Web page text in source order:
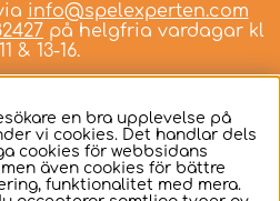
info@spelexperten.com
på helgfria vardagar kl
& 13-16.
en bra upplevelse på
vi cookies. Det handlar dels
cookies för webbsidans
även cookies för bättre
funktionalitet med mera.